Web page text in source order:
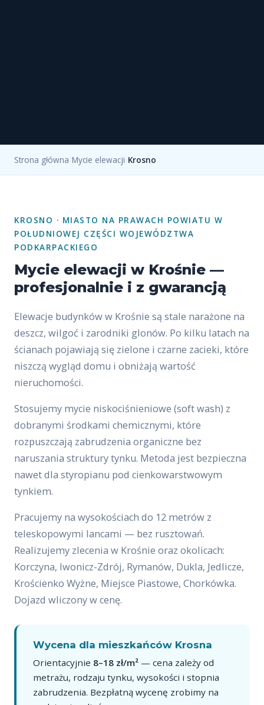
Strona główna Mycie elewacji Krosno
KROSNO · MIASTO NA PRAWACH POWIATU W
POŁUDNIOWEJ CZĘŚCI WOJEWÓDZTWA
PODKARPACKIEGO
Mycie elewacji w Krośnie —
profesjonalnie i z gwarancją
Elewacje budynków w Krośnie są stale narażone na
deszcz, wilgoć i zarodniki glonów. Po kilku latach na
ścianach pojawiają się zielone i czarne zacieki, które
niszczą wygląd domu i obniżają wartość
nieruchomości.
Stosujemy mycie niskociśnieniowe (soft wash) z
dobranymi środkami chemicznymi, które
rozpuszczają zabrudzenia organiczne bez
naruszania struktury tynku. Metoda jest bezpieczna
nawet dla styropianu pod cienkowarstwowym
tynkiem.
Pracujemy na wysokościach do 12 metrów z
teleskopowymi lancami — bez rusztowań.
Realizujemy zlecenia w Krośnie oraz okolicach:
Korczyna, Iwonicz-Zdrój, Rymanów, Dukla, Jedlicze,
Krościenko Wyżne, Miejsce Piastowe, Chorkówka.
Dojazd wliczony w cenę.
Wycena dla mieszkańców Krosna
Orientacyjnie 8–18 zł/m² — cena zależy od
metrażu, rodzaju tynku, wysokości i stopnia
zabrudzenia. Bezpłatną wycenę zrobimy na